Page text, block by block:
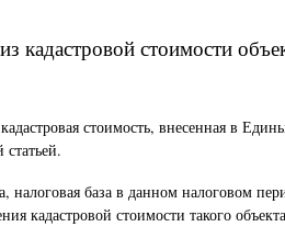
стоимости
стоимость, внесенная в
база в данном налоговом
кадастровой стоимости такого